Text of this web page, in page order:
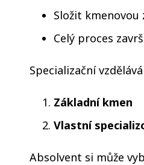
Složit kmenovou
Celý proces
Specializační
Základní kmen
Vlastní
Absolvent si může